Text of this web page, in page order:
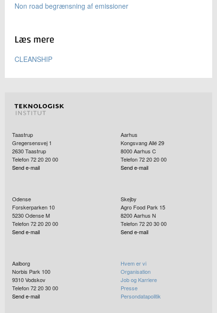
Non road begrænsning af emissioner
Læs mere
CLEANSHIP
Taastrup
Gregersensvej 1
2630Taastrup
Telefon 72 20 20 00
Send e-mail
Aarhus
Kongsvang Allé 29
8000Aarhus C
Telefon 72 20 20 00
Send e-mail
Odense
Forskerparken 10
5230Odense M
Telefon 72 20 20 00
Send e-mail
Skejby
Agro Food Park 15
8200Aarhus N
Telefon 72 20 30 00
Send e-mail
Aalborg
Norbis Park 100
9310Vodskov
Telefon 72 20 30 00
Send e-mail
Hvem er vi
Organisation
Job og Karriere
Presse
Persondatapolitik